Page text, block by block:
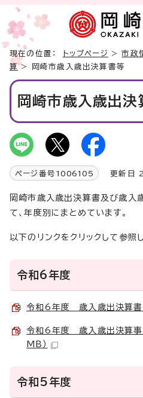
現在の位置： トップページ >市政
算> 岡崎市歳入歳出決算書等
岡崎市歳入歳出決
ページ番号 1006105 更新日
岡崎市歳入歳出決算書及び歳入
て、年度別にまとめています。
以下のリンクをクリックして参照
令和6年度
令和6年度 歳入歳出決算
令和6年度 歳入歳出決算
MB）
令和5年度